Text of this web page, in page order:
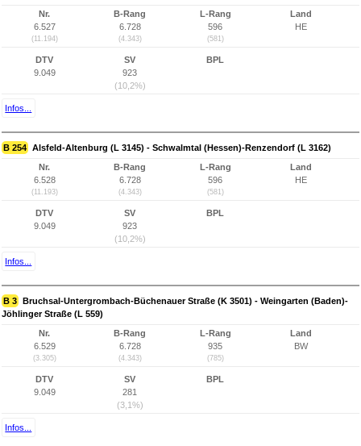
Nr.
6.527
(11.194)
B-Rang
6.728
(4.343)
L-Rang
596
(581)
Land
HE
DTV
9.049
SV
923
(10,2%)
BPL
Infos...
B 254 Alsfeld-Altenburg (L 3145) - Schwalmtal (Hessen)-Renzendorf (L 3162)
Nr.
6.528
(11.193)
B-Rang
6.728
(4.343)
L-Rang
596
(581)
Land
HE
DTV
9.049
SV
923
(10,2%)
BPL
Infos...
B 3 Bruchsal-Untergrombach-Büchenauer Straße (K 3501) - Weingarten (Baden)-
Jöhlinger Straße (L 559)
Nr.
6.529
(3.305)
B-Rang
6.728
(4.343)
L-Rang
935
(785)
Land
BW
DTV
9.049
SV
281
(3,1%)
BPL
Infos...